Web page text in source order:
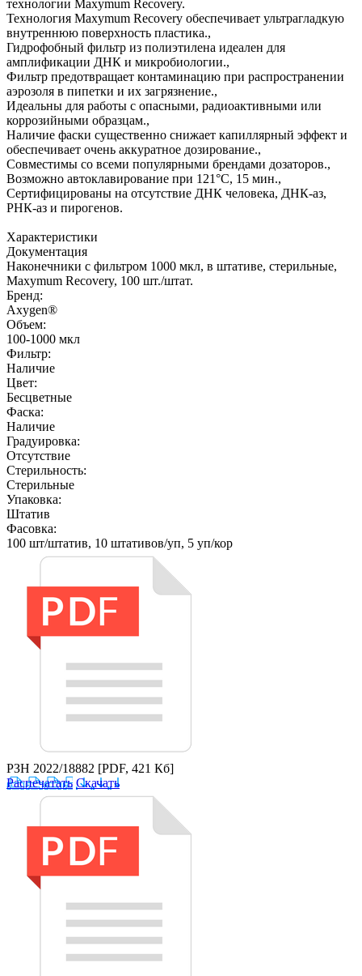
технологии Maxymum Recovery.
Технология Maxymum Recovery обеспечивает ультрагладкую
внутреннюю поверхность пластика.,
Гидрофобный фильтр из полиэтилена идеален для
амплификации ДНК и микробиологии.,
Фильтр предотвращает контаминацию при распространении
аэрозоля в пипетки и их загрязнение.,
Идеальны для работы с опасными, радиоактивными или
коррозийными образцам.,
Наличие фаски существенно снижает капиллярный эффект и
обеспечивает очень аккуратное дозирование.,
Совместимы со всеми популярными брендами дозаторов.,
Возможно автоклавирование при 121°С, 15 мин.,
Сертифицированы на отсутствие ДНК человека, ДНК-аз,
РНК-аз и пирогенов.
Характеристики
Документация
Наконечники с фильтром 1000 мкл, в штативе, стерильные,
Maxymum Recovery, 100 шт./штат.
Бренд:
Axygen®
Объем:
100-1000 мкл
Фильтр:
Наличие
Цвет:
Бесцветные
Фаска:
Наличие
Градуировка:
Отсутствие
Стерильность:
Стерильные
Упаковка:
Штатив
Фасовка:
100 шт/штатив, 10 штативов/уп, 5 уп/кор
РЗН 2022/18882 [PDF, 421 Кб]
Распечатать Скачать